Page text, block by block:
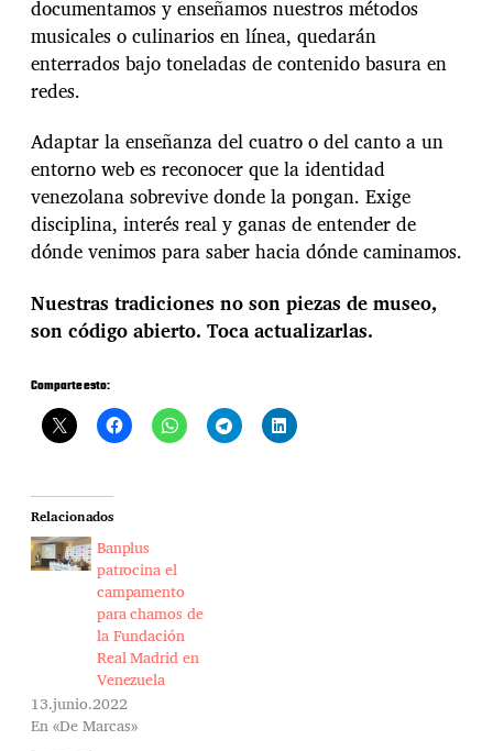
documentamos y enseñamos nuestros métodos
musicales o culinarios en línea, quedarán
enterrados bajo toneladas de contenido basura en
redes.
Adaptar la enseñanza del cuatro o del canto a un
entorno web es reconocer que la identidad
venezolana sobrevive donde la pongan. Exige
disciplina, interés real y ganas de entender de
dónde venimos para saber hacia dónde caminamos.
Nuestras tradiciones no son piezas de museo,
son código abierto. Toca actualizarlas.
Comparte esto:
Relacionados
Banplus
patrocina el
campamento
para chamos de
la Fundación
Real Madrid en
Venezuela
13.junio.2022
En «De Marcas»